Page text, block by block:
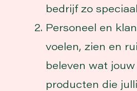
bedrijf zo
Personeel en
voelen, zien en
beleven wat
producten die